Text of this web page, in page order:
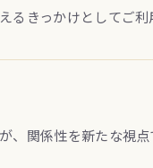
きっかけとしてご利
、関係性を新たな視